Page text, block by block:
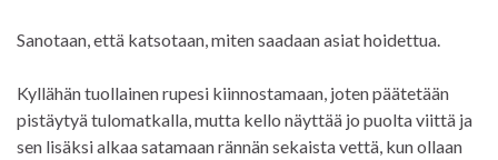
Sanotaan, että katsotaan, miten saadaan asiat hoidettua.
Kyllähän tuollainen rupesi kiinnostamaan, joten päätetään
pistäytyä tulomatkalla, mutta kello näyttää jo puolta viittä ja
sen lisäksi alkaa satamaan rännän sekaista vettä, kun ollaan